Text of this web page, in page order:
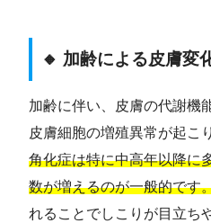
🔸 加齢による皮膚変
加齢に伴い、皮膚の代謝機
皮膚細胞の増殖異常が起こ
角化症は特に中高年以降に
数が増えるのが一般的です
れることでしこりが目立ち